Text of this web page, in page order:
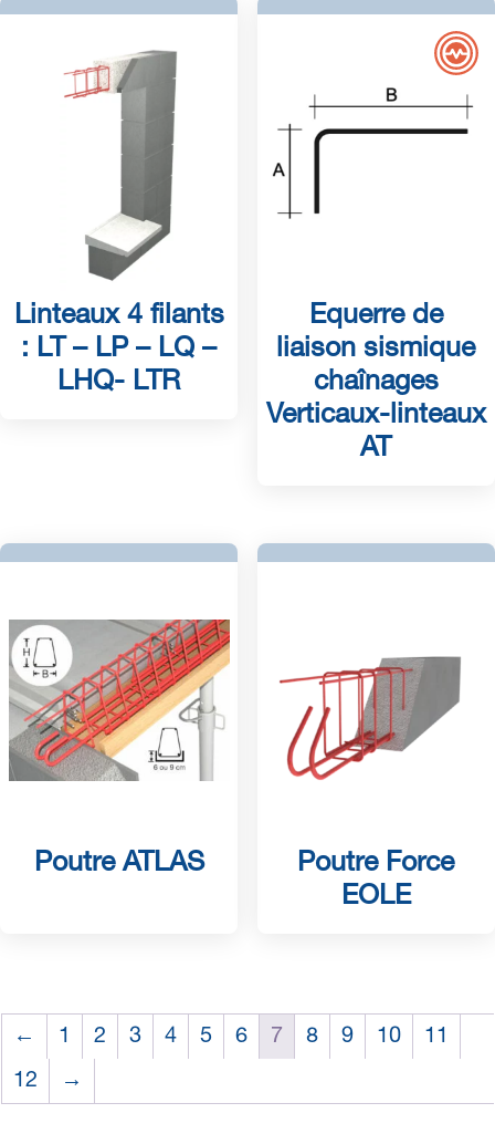
Linteaux 4 filants
: LT – LP – LQ –
LHQ- LTR
Equerre de
liaison sismique
chaînages
Verticaux-linteaux
AT
Poutre ATLAS
Poutre Force
EOLE
← 1 2 3 4 5 6 7 8 9 10 11
12 →